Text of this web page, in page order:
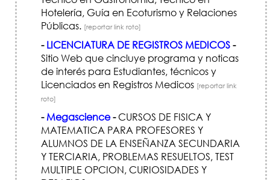
Hotelería, Guía en Ecoturismo y Relaciones
Públicas. [reportar link roto]
- LICENCIATURA DE REGISTROS MEDICOS-
Sitio Web que cincluye programa y noticas
de interés para Estudiantes, técnicos y
Licenciados en Registros Medicos [reportar link
roto]
- Megascience-CURSOS DE FISICA Y
MATEMATICA PARA PROFESORES Y
ALUMNOS DE LA ENSEÑANZA SECUNDARIA
Y TERCIARIA, PROBLEMAS RESUELTOS, TEST
MULTIPLE OPCION, CURIOSIDADES Y